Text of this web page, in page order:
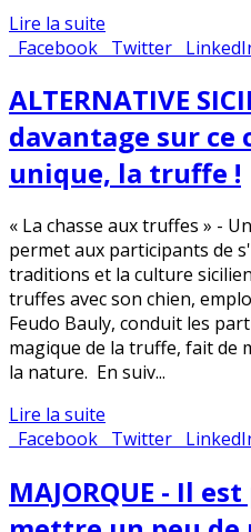
Lire la suite
Facebook Twitter
ALTERNATIVE
davantage sur ce
unique, la truffe !
« La chasse aux truffes » -
permet aux participants de
traditions et la culture
truffes avec son chien,
Feudo Bauly, conduit les
magique de la truffe, fait de
la nature. En suiv...
Lire la suite
Facebook Twitter
MAJORQUE - Il